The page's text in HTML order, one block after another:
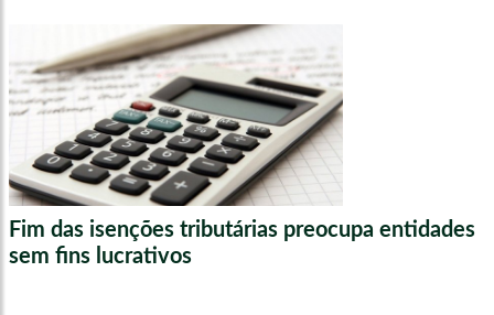
Fim das isenções tributárias preocupa entidades
sem fins lucrativos